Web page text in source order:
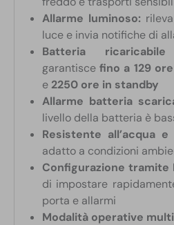
Allarme luminoso:
luce e invia notifiche di
Batteria
garantiscefino a 129
e 2250 ore in standby
Allarme batteria
livello della batteria è
Resistente all’acqua
adatto a condizioni
Configurazione tramite
di impostare
porta e allarmi
Modalità operative